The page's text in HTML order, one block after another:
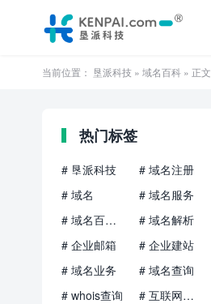
当前位置： 垦派科技 » 域名百科 » 正文
热门标签
# 垦派科技 # 域名注册
# 域名
# 域名服务
# 域名百科知识
# 域名解析
# 企业邮箱
# 企业建站
# 域名业务
# 域名查询
# whois查询
# 互联网品牌